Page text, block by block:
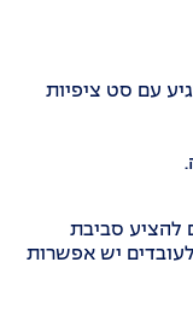
עם סט ציפיות
להציע סביבת
יש אפשרות